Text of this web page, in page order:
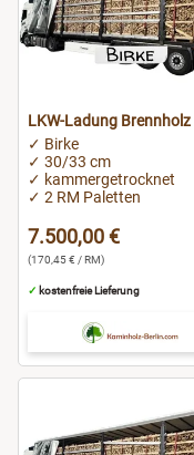
LKW-Ladung Brennholz
✓ Birke
✓ 30/33 cm
✓ kammergetrocknet
✓ 2 RM Paletten
7.500,00 €
(170,45 € / RM)
✓ kostenfreie Lieferung